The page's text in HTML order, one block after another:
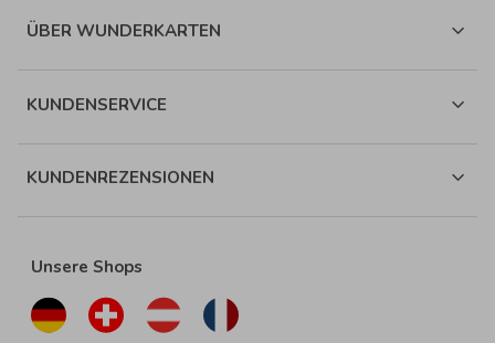
ÜBER WUNDERKARTEN
KUNDENSERVICE
KUNDENREZENSIONEN
Unsere Shops